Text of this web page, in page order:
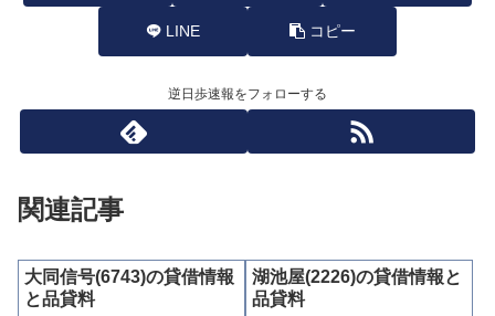
LINE コピー
逆日歩速報をフォローする
関連記事
大同信号(6743)の貸借情報
と品貸料
湖池屋(2226)の貸借情報と
品貸料